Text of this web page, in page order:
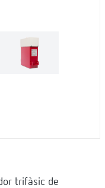
trifàsic de